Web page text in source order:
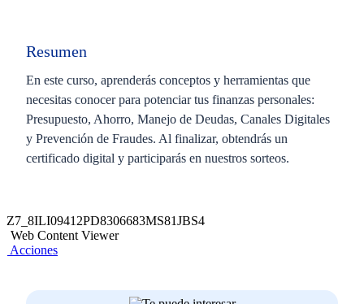
Resumen
En este curso, aprenderás conceptos y herramientas que
necesitas conocer para potenciar tus finanzas personales:
Presupuesto, Ahorro, Manejo de Deudas, Canales Digitales
y Prevención de Fraudes. Al finalizar, obtendrás un
certificado digital y participarás en nuestros sorteos.
Z7_8ILI09412PD8306683MS81JBS4
Web Content Viewer
Acciones